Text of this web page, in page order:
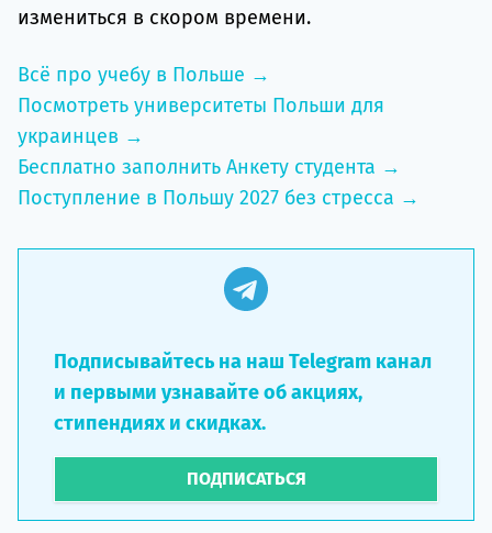
измениться в скором времени.
Всё про учебу в Польше →
Посмотреть университеты Польши для
украинцев →
Бесплатно заполнить Анкету студента →
Поступление в Польшу 2027 без стресса →
Подписывайтесь на наш Telegram канал
и первыми узнавайте об акциях,
стипендиях и скидках.
ПОДПИСАТЬСЯ